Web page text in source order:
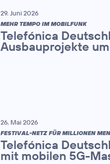
29. Juni 2026
MEHR TEMPO IM MOBILFUNK
Telefónica
Ausbauprojekte um
26. Mai 2026
FESTIVAL-NETZ FÜR MILLIONEN
Telefónica
mit mobilen 5G-